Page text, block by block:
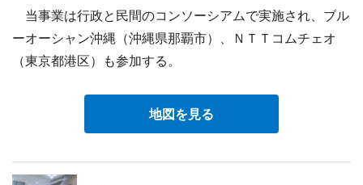
当事業は行政と民間のコンソーシアムで実施され、ブル
ーオーシャン沖縄（沖縄県那覇市）、ＮＴＴコムチェオ
（東京都港区）も参加する。
地図を見る